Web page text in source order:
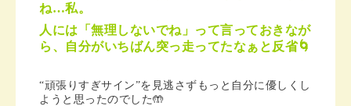
ね…私。
人には「無理しないでね」って言っておきなが
ら、自分がいちばん突っ走ってたなぁと反省🌀
“頑張りすぎサイン”を見逃さずも っと自分に優しくし
ようと思ったのでした🤲